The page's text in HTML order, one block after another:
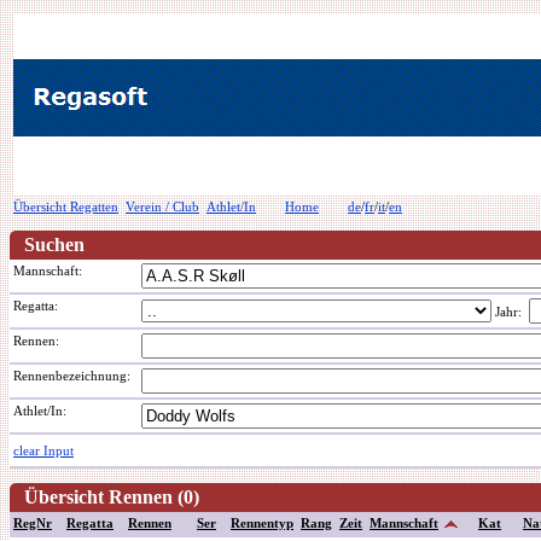
Übersicht Regatten Verein / Club Athlet/In Home de/fr/it/en
Suchen
Mannschaft:
Regatta:
Jahr:
Rennen:
Rennenbezeichnung:
Athlet/In:
clear Input
Übersicht Rennen (0)
RegNr Regatta Rennen Ser Rennentyp Rang Zeit Mannschaft Kat